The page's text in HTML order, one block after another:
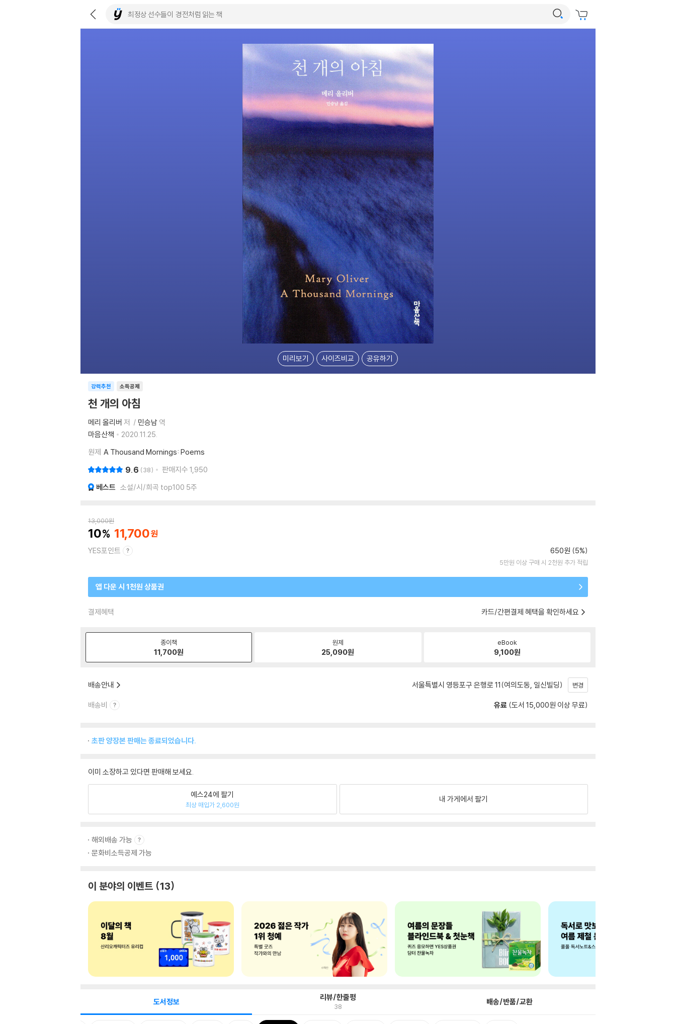
미리보기 사이즈비교 공유하기
소득공제
강력추천
천 개의 아침
메리 올리버 저 민승남 역
마음산책
2020.11.25.
원제 A Thousand Mornings: Poems
9.6 38 판매지수 1,950
베스트 소설/시/희곡 top100 5주
13,000원
10 11,700
YES포인트 650원 (5%)
5만원 이상 구매 시 2천원 추가 적립
앱 다운 시 1천원 상품권
결제혜택 카드/간편결제 혜택을 확인하세요
종이책
11,700원
원제
25,090원
eBook
9,100원
배송안내 서울특별시 영등포구 은행로 11(여의도동, 일신빌딩) 변경
배송비 유료 (도서 15,000원 이상 무료)
초판 양장본 판매는 종료되었습니다.
이미 소장하고 있다면 판매해 보세요.
예스24에 팔기
최상 매입가 2,600원
내 가게에서 팔기
해외배송 가능
문화비소득공제 가능
이 분야의 이벤트 13
도서정보 리뷰/한줄평
38 배송/반품/교환